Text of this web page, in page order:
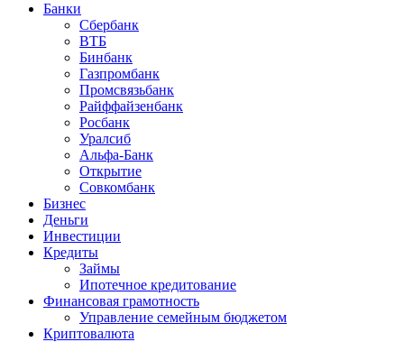
Банки
Сбербанк
ВТБ
Бинбанк
Газпромбанк
Промсвязьбанк
Райффайзенбанк
Росбанк
Уралсиб
Альфа-Банк
Открытие
Совкомбанк
Бизнес
Деньги
Инвестиции
Кредиты
Займы
Ипотечное кредитование
Финансовая грамотность
Управление семейным бюджетом
Криптовалюта